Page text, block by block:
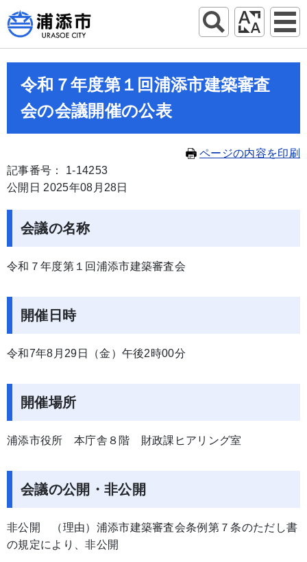
令和７年度第１回浦添市建築審査
会の会議開催の公表
ページの内容を印刷
記事番号： 1-14253
公開日 2025年08月28日
会議の名称
令和７年度第１回浦添市建築審査会
開催日時
令和7年8月29日（金）午後2時00分
開催場所
浦添市役所 本庁舎８階 財政課ヒアリング室
会議の公開・非公開
非公開 （理由）浦添市建築審査会条例第７条のただし書
の規定により、非公開